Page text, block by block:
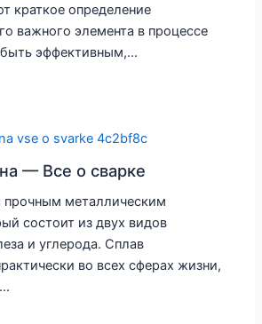
краткое определение
важного элемента в процессе
эффективным,…
— Все о сварке
прочным металлическим
состоит из двух видов
и углерода. Сплав
во всех сферах жизни,